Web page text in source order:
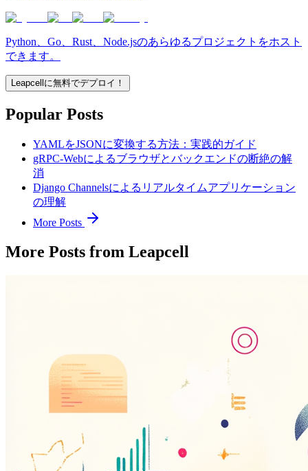
Python、Go、Rust、Node.jsのあらゆるプロジェクトをホスト
できます。
Leapcellに無料でデプロイ！
Popular Posts
YAMLをJSONに変換する方法：実践的ガイド
gRPC-Webによるブラウザとバックエンドの断絶の解
消
Django Channelsによるリアルタイムアプリケーション
の理解
More Posts
More Posts from Leapcell